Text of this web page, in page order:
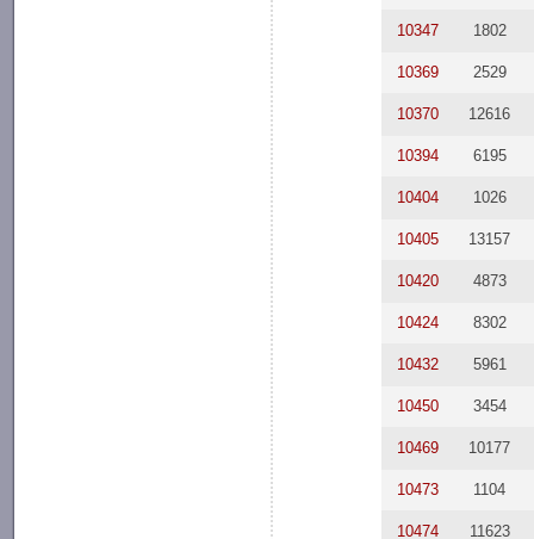
10347 1802
10369 2529
10370 12616
10394 6195
10404 1026
10405 13157
10420 4873
10424 8302
10432 5961
10450 3454
10469 10177
10473 1104
10474 11623